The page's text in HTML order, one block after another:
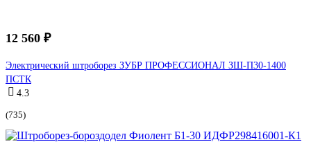
12 560 ₽
Электрический штроборез ЗУБР ПРОФЕССИОНАЛ ЗШ-П30-1400
ПСТК
4.3
(735)